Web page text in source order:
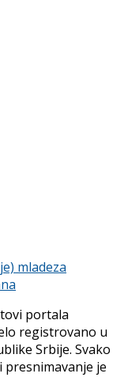
mladeza
portala
registrovano u
Srbije. Svako
je